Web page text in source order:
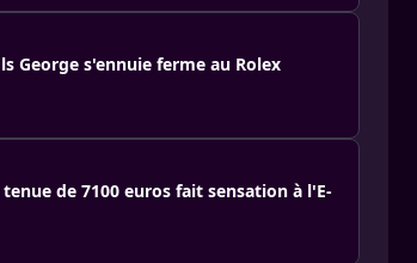
George s'ennuie ferme au Rolex
de 7100 euros fait sensation à l'E-